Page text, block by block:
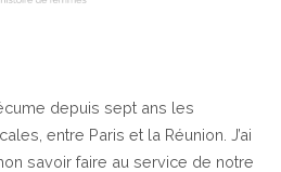
depuis sept ans les
entre Paris et la Réunion. J’ai
savoir faire au service de notre